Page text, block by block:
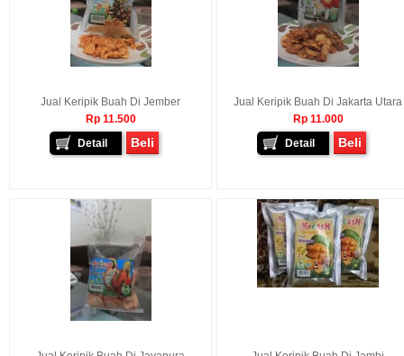
Jual Keripik Buah Di Jember
Rp 11.500
Detail
Beli
Jual Keripik Buah Di Jakarta Utara
Rp 11.000
Detail
Beli